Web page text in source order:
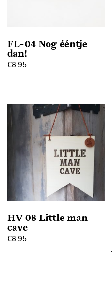
FL-04 Nog ééntje
dan!
€8.95
HV 08 Little man
cave
€8.95